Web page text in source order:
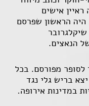
אישים
היה הראשון שפרסם
הנאצים.
רומנים, והפך לסופר מפורסם. בכל
בריש גלי נגד
במדינות אירופה.